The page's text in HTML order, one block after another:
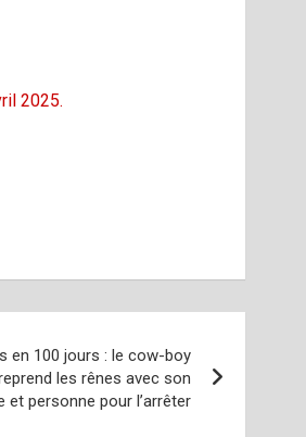
2025.
en 100 jours : le cow-boy
les rênes avec son
et personne pour l’arrêter